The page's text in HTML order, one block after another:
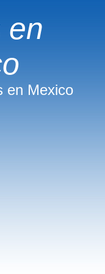
en
en Mexico